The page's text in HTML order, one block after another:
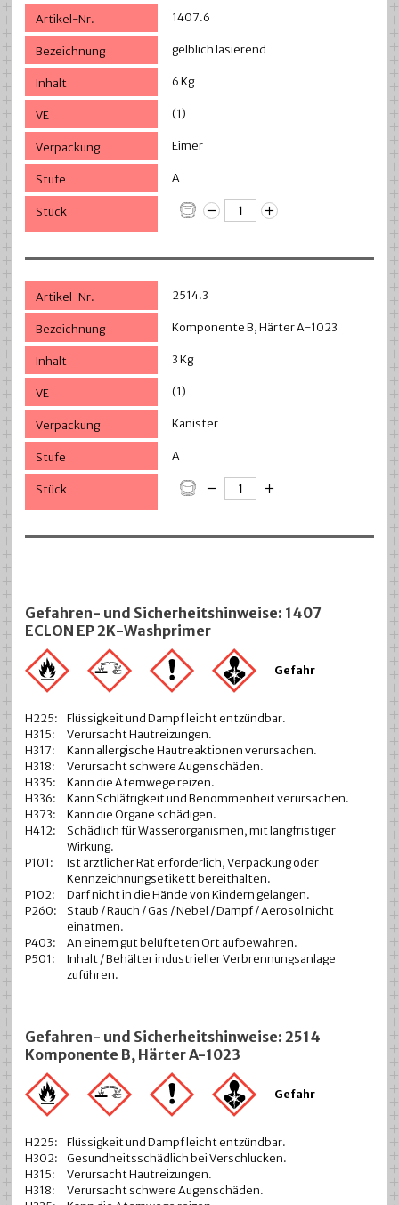
1407.6
gelblich lasierend
6 Kg
(1)
Eimer
A
2514.3
Komponente B, Härter A-1023
3 Kg
(1)
Kanister
A
Gefahren- und Sicherheitshinweise: 1407
ECLON EP 2K-Washprimer
Gefahr
H225:
Flüssigkeit und Dampf leicht entzündbar.
H315:
Verursacht Hautreizungen.
H317:
Kann allergische Hautreaktionen verursachen.
H318:
Verursacht schwere Augenschäden.
H335:
Kann die Atemwege reizen.
H336:
Kann Schläfrigkeit und Benommenheit verursachen.
H373:
Kann die Organe schädigen.
H412:
Schädlich für Wasserorganismen, mit langfristiger
Wirkung.
P101:
Ist ärztlicher Rat erforderlich, Verpackung oder
Kennzeichnungsetikett bereithalten.
P102:
Darf nicht in die Hände von Kindern gelangen.
P260:
Staub / Rauch / Gas / Nebel / Dampf / Aerosol nicht
einatmen.
P403:
An einem gut belüfteten Ort aufbewahren.
P501:
Inhalt / Behälter industrieller Verbrennungsanlage
zuführen.
Gefahren- und Sicherheitshinweise: 2514
Komponente B, Härter A-1023
Gefahr
H225:
Flüssigkeit und Dampf leicht entzündbar.
H302:
Gesundheitsschädlich bei Verschlucken.
H315:
Verursacht Hautreizungen.
H318:
Verursacht schwere Augenschäden.